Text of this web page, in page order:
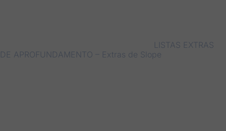
LISTAS EXTRAS
DE APROFUNDAMENTO – Extras de Slope